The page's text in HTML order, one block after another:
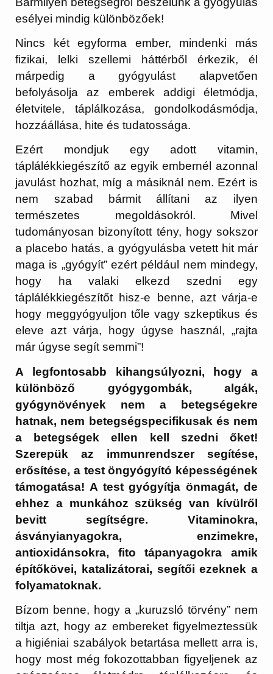
esélyei mindig különbözőek!
Nincs két egyforma ember, mindenki más
fizikai, lelki szellemi háttérből érkezik, él
márpedig a gyógyulást alapvetően
befolyásolja az emberek addigi életmódja,
életvitele, táplálkozása, gondolkodásmódja,
hozzáállása, hite és tudatossága.
Ezért mondjuk egy adott vitamin,
táplálékkiegészítő az egyik embernél azonnal
javulást hozhat, míg a másiknál nem. Ezért is
nem szabad bármit állítani az ilyen
természetes megoldásokról. Mivel
tudományosan bizonyított tény, hogy sokszor
a placebo hatás, a gyógyulásba vetett hit már
maga is „gyógyít” ezért például nem mindegy,
hogy ha valaki elkezd szedni egy
táplálékkiegészítőt hisz-e benne, azt várja-e
hogy meggyógyuljon tőle vagy szkeptikus és
eleve azt várja, hogy úgyse használ, „rajta
már úgyse segít semmi”!
A legfontosabb kihangsúlyozni, hogy a
különböző gyógygombák, algák,
gyógynövények nem a betegségekre
hatnak, nem betegségspecifikusak és nem
a betegségek ellen kell szedni őket!
Szerepük az immunrendszer segítése,
erősítése, a test öngyógyító képességének
támogatása! A test gyógyítja önmagát, de
ehhez a munkához szükség van kívülről
bevitt segítségre. Vitaminokra,
ásványianyagokra, enzimekre,
antioxidánsokra, fito tápanyagokra amik
építőkövei, katalizátorai, segítői ezeknek a
folyamatoknak.
Bízom benne, hogy a „kuruzsló törvény” nem
tiltja azt, hogy az embereket figyelmeztessük
a higiéniai szabályok betartása mellett arra is,
hogy most még fokozottabban figyeljenek az